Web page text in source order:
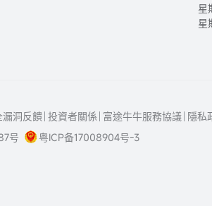
星
星
洞反饋 投資者關係 富途牛牛服務協議 隱私
号
粤ICP备17008904号-3